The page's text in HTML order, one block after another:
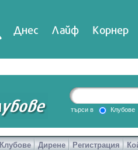
Днес Лайф Корнер
търси в Клубове
Клубове Дирене Регистрация